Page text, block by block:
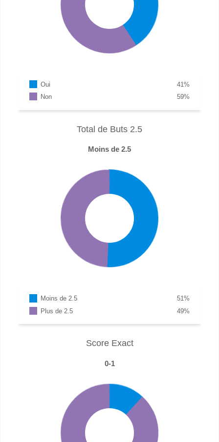
Oui %
41
Non
%
59
Total de Buts 2.5
Moins de 2.5
Moins de 2.5 %
51
Plus de 2.5
%
49
Score Exact
0-1